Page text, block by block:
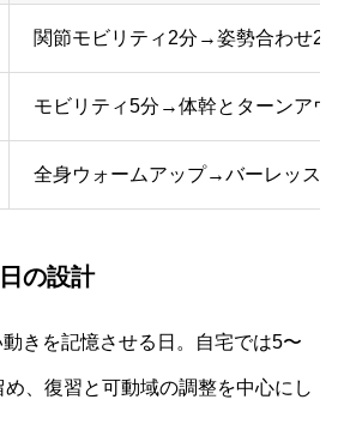
関節モビリティ2分→姿勢合わせ2
モビリティ5分→体幹とターンア
全身ウォームアップ→バーレッス
の設計
きを記憶させる日。自宅では5〜
、復習と可動域の調整を中心にし